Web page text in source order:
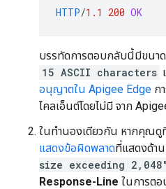
HTTP/1.1 200 OK
บรรทัดการตอบกลับนี้มีขนา
15 ASCII characters
อนุญาตใน Apigee Edge ก
ไคลเอ็นต์โดยไม่มี จาก
ในทำนองเดียวกัน หากคุณดู
แสดงข้อผิดพลาดที่แสดงด้า
size exceeding 2,048"
Response-Line ในการตอ